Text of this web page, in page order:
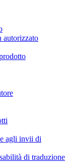
autorizzato
agli invii di
di traduzione